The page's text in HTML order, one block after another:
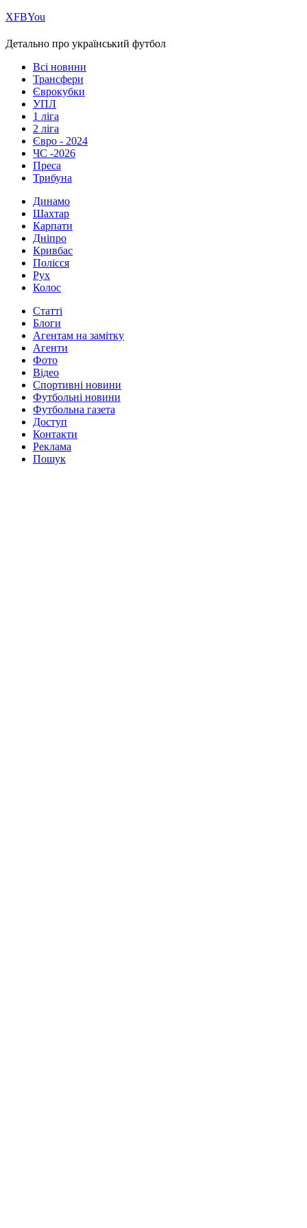
ХFBYou
Детально про український футбол
Всі новини
Трансфери
Єврокубки
УПЛ
1 ліга
2 ліга
Євро - 2024
ЧС -2026
Преса
Трибуна
Динамо
Шахтар
Карпати
Дніпро
Кривбас
Полісся
Рух
Колос
Статті
Блоги
Агентам на замітку
Агенти
Фото
Відео
Спортивні новини
Футбольні новини
Футбольна газета
Доступ
Контакти
Реклама
Пошук